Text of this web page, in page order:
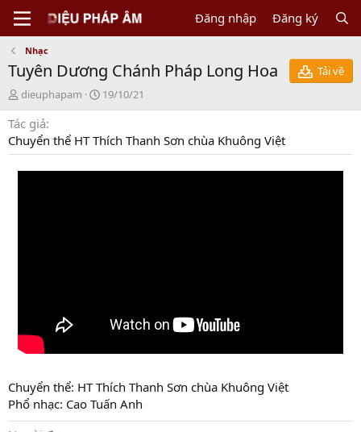
Đăng nhập Đăng ký
Nhạc
Tuyên Dương Chánh Pháp Long Hoa
Tải về
N
g
ư
ờ
i
dieuphapam
C
r
a
t
19/10/21
Tác giả
Chuyển thể HT Thích Thanh Sơn chùa Khuông Việt
Chuyển thể: HT Thích Thanh Sơn chùa Khuông Việt
Phổ nhạc: Cao Tuấn Anh